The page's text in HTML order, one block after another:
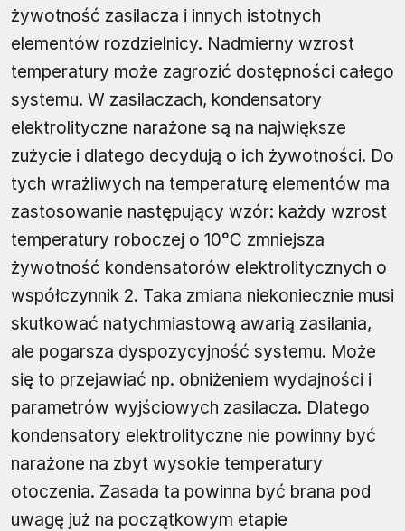
żywotność zasilacza i innych istotnych
elementów rozdzielnicy. Nadmierny wzrost
temperatury może zagrozić dostępności całego
systemu. W zasilaczach, kondensatory
elektrolityczne narażone są na największe
zużycie i dlatego decydują o ich żywotności. Do
tych wrażliwych na temperaturę elementów ma
zastosowanie następujący wzór: każdy wzrost
temperatury roboczej o 10°C zmniejsza
żywotność kondensatorów elektrolitycznych o
współczynnik 2. Taka zmiana niekoniecznie musi
skutkować natychmiastową awarią zasilania,
ale pogarsza dyspozycyjność systemu. Może
się to przejawiać np. obniżeniem wydajności i
parametrów wyjściowych zasilacza. Dlatego
kondensatory elektrolityczne nie powinny być
narażone na zbyt wysokie temperatury
otoczenia. Zasada ta powinna być brana pod
uwagę już na początkowym etapie